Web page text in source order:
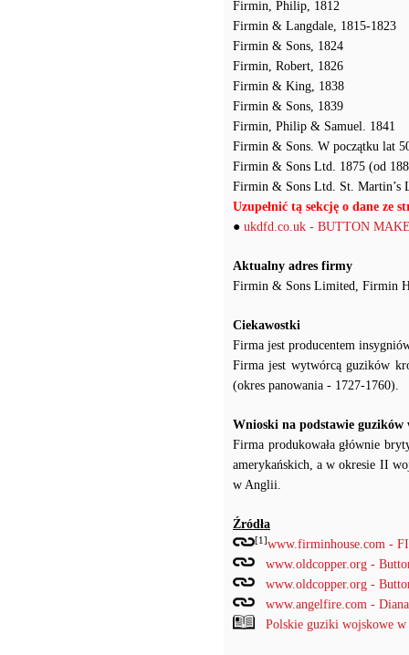
Firmin, Philip, 1812
Firmin & Langdale, 1815-1823
Firmin & Sons, 1824
Firmin, Robert, 1826
Firmin & King, 1838
Firmin & Sons, 1839
Firmin, Philip & Samuel. 1841
Firmin & Sons. W początku lat
Firmin & Sons Ltd. 1875 (od
Firmin & Sons Ltd. St. Martin’s
Uzupełnić tą sekcję o dane ze
● ukdfd.co.uk - BUTTON
Aktualny adres firmy
Firmin & Sons Limited, Firmin
Ciekawostki
Firma jest producentem
Firma jest wytwórcą guzików
(okres panowania - 1727-1760).
Wnioski na podstawie
Firma produkowała głównie
amerykańskich, a w okresie II
w Anglii.
Źródła
[1]www.firminhouse.com -
www.oldcopper.org -
www.oldcopper.org -
www.angelfire.com -
Polskie guziki wojskowe